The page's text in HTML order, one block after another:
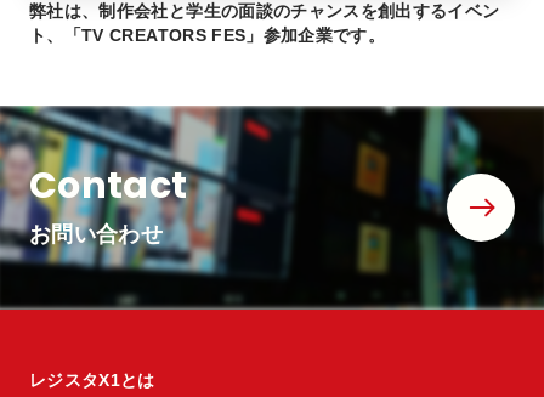
弊社は、制作会社と学生の面談のチャンスを創出するイベン
ト、「TV CREATORS FES」参加企業です。
Contact
お問い合わせ
レジスタX1とは